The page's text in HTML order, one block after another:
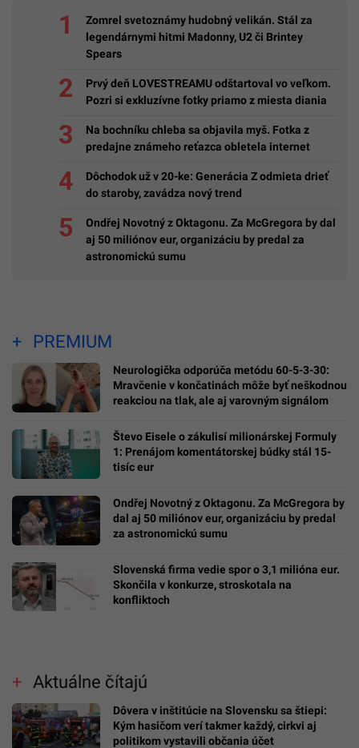
Zomrel svetoznámy hudobný velikán. Stál za
legendárnymi hitmi Madonny, U2 či Brintey
Spears
Prvý deň LOVESTREAMU odštartoval vo veľkom.
Pozri si exkluzívne fotky priamo z miesta diania
Na bochníku chleba sa objavila myš. Fotka z
predajne známeho reťazca obletela internet
Dôchodok už v 20-ke: Generácia Z odmieta drieť
do staroby, zavádza nový trend
Ondřej Novotný z Oktagonu. Za McGregora by dal
aj 50 miliónov eur, organizáciu by predal za
astronomickú sumu
PREMIUM
Neurologička odporúča metódu 60-5-3-30:
Mravčenie v končatinách môže byť neškodnou
reakciou na tlak, ale aj varovným signálom
Števo Eisele o zákulisí milionárskej Formuly
1: Prenájom komentátorskej búdky stál 15-
tisíc eur
Ondřej Novotný z Oktagonu. Za McGregora by
dal aj 50 miliónov eur, organizáciu by predal
za astronomickú sumu
Slovenská firma vedie spor o 3,1 milióna eur.
Skončila v konkurze, stroskotala na
konfliktoch
Aktuálne čítajú
Dôvera v inštitúcie na Slovensku sa štiepi:
Kým hasičom verí takmer každý, cirkvi aj
politikom vystavili občania účet